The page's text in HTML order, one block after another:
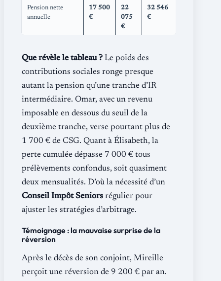
Pension nette
annuelle
17 500
€
22
075
€
32 546
€
Que révèle le tableau ? Le poids des
contributions sociales ronge presque
autant la pension qu’une tranche d’IR
intermédiaire. Omar, avec un revenu
imposable en dessous du seuil de la
deuxième tranche, verse pourtant plus de
1 700 € de CSG. Quant à Élisabeth, la
perte cumulée dépasse 7 000 € tous
prélèvements confondus, soit quasiment
deux mensualités. D’où la nécessité d’un
Conseil Impôt Seniors régulier pour
ajuster les stratégies d’arbitrage.
Témoignage : la mauvaise surprise de la
réversion
Après le décès de son conjoint, Mireille
perçoit une réversion de 9 200 € par an.